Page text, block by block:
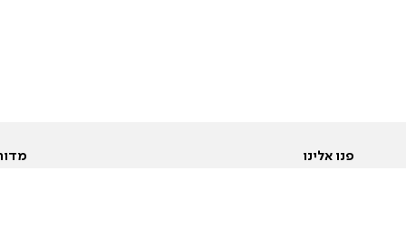
פנו אלינו